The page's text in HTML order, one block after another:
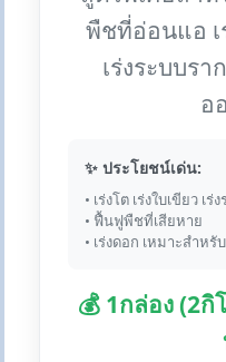
พืชที่อ่อนแอ เ
เร่งระบบร
อ
✨ ประโยชน์เด่น:
• เร่งโต เร่งใบเขียว เร่
• ฟื้นฟูพืชที่เสียหาย
• เร่งดอก เหมาะสำห
💰 1กล่อง (2กิ